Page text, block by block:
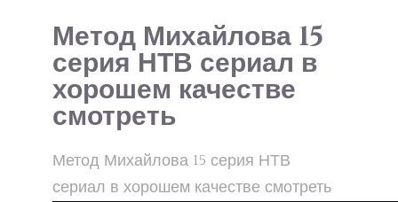
Метод Михайлова 15
серия НТВ сериал в
хорошем качестве
смотреть
Метод Михайлова 15 серия НТВ
сериал в хорошем качестве смотреть